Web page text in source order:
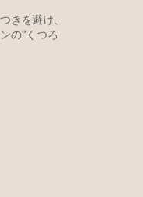
きを避け、
の“くつろ